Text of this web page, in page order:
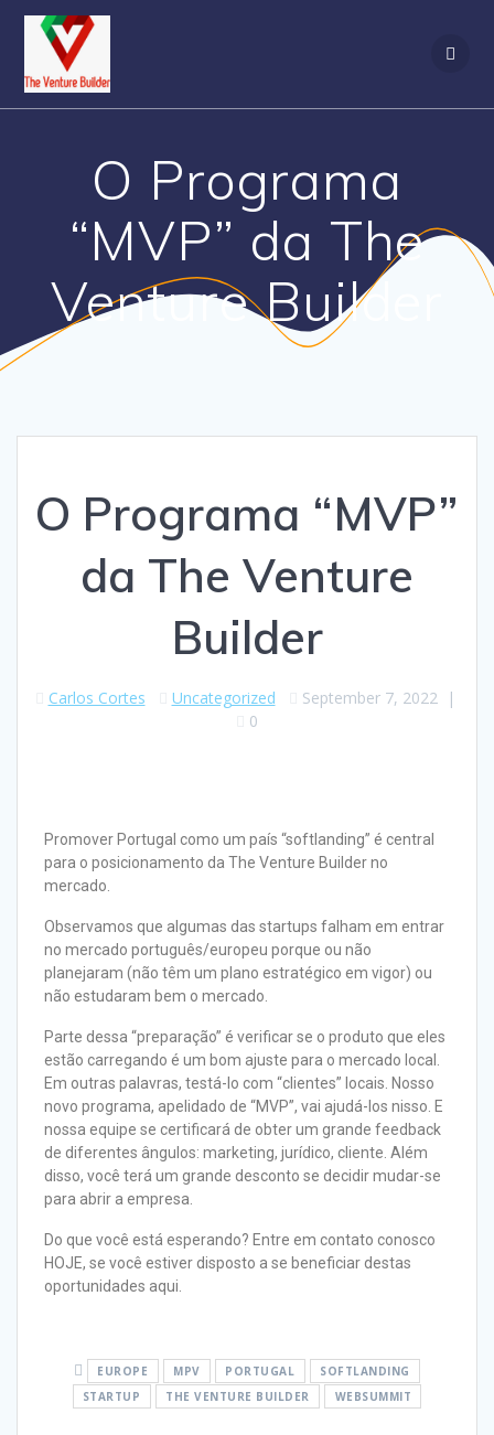
O Programa
“MVP” da The
Venture Builder
O Programa “MVP”
da The Venture
Builder
Carlos Cortes Uncategorized September 7, 2022|
0
Promover Portugal como um país “softlanding” é central
para o posicionamento da The Venture Builder no
mercado.
Observamos que algumas das startups falham em entrar
no mercado português/europeu porque ou não
planejaram (não têm um plano estratégico em vigor) ou
não estudaram bem o mercado.
Parte dessa “preparação” é verificar se o produto que eles
estão carregando é um bom ajuste para o mercado local.
Em outras palavras, testá-lo com “clientes” locais. Nosso
novo programa, apelidado de “MVP”, vai ajudá-los nisso. E
nossa equipe se certificará de obter um grande feedback
de diferentes ângulos: marketing, jurídico, cliente. Além
disso, você terá um grande desconto se decidir mudar-se
para abrir a empresa.
Do que você está esperando? Entre em contato conosco
HOJE, se você estiver disposto a se beneficiar destas
oportunidades aqui.
EUROPE MPV PORTUGAL
SOFTLANDING
STARTUP
THE VENTURE BUILDER WEBSUMMIT